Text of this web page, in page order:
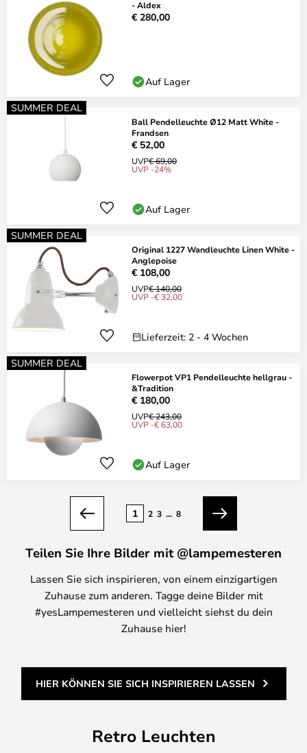
- Aldex
€ 280,00
Auf Lager
SUMMER DEAL
Ball Pendelleuchte Ø12 Matt White -
Frandsen
€ 52,00
UVP€ 69,00
UVP -24%
Auf Lager
SUMMER DEAL
Original 1227 Wandleuchte Linen White -
Anglepoise
€ 108,00
UVP€ 140,00
UVP -€ 32,00
Lieferzeit: 2 - 4 Wochen
SUMMER DEAL
Flowerpot VP1 Pendelleuchte hellgrau -
&Tradition
€ 180,00
UVP€ 243,00
UVP -€ 63,00
Auf Lager
Zurück
1 2 3 ... 8
Weiter
Teilen Sie Ihre Bilder mit @lampemesteren
Lassen Sie sich inspirieren, von einem einzigartigen
Zuhause zum anderen. Tagge deine Bilder mit
#yesLampemesteren und vielleicht siehst du dein
Zuhause hier!
HIER KÖNNEN SIE SICH INSPIRIEREN LASSEN
Retro Leuchten